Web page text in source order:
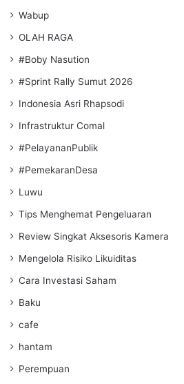
Wabup
OLAH RAGA
#Boby Nasution
#Sprint Rally Sumut 2026
Indonesia Asri Rhapsodi
Infrastruktur Comal
#PelayananPublik
#PemekaranDesa
Luwu
Tips Menghemat Pengeluaran
Review Singkat Aksesoris Kamera
Mengelola Risiko Likuiditas
Cara Investasi Saham
Baku
cafe
hantam
Perempuan